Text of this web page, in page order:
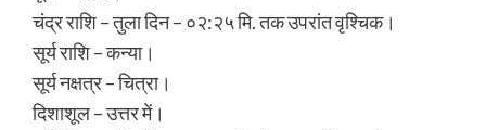
चंद्र राशि – तुला दिन – ०२:२५ मि. तक उपरांत वृश्चिक।
सूर्य राशि – कन्या।
सूर्य नक्षत्र – चित्रा।
दिशाशूल – उत्तर में।